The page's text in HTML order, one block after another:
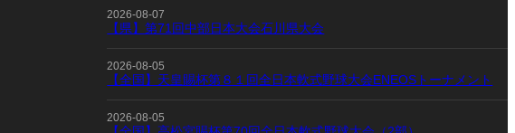
2026-08-07
【県】第71回中部日本大会石川県大会
2026-08-05
【全国】天皇賜杯第８１回全日本軟式野球大会ENEOSトーナメント
2026-08-05